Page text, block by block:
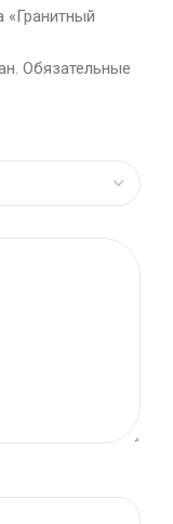
«Гранитный
Обязательные